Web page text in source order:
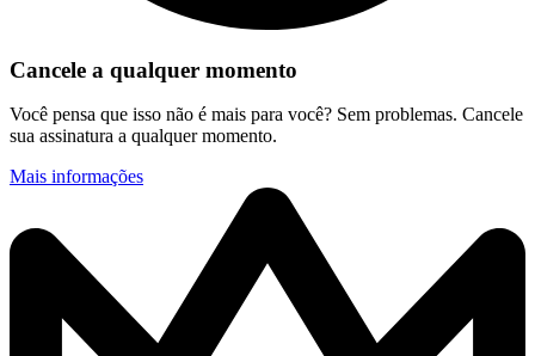
Cancele a qualquer momento
Você pensa que isso não é mais para você? Sem problemas. Cancele
sua assinatura a qualquer momento.
Mais informações